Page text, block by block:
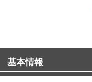
地元神奈川の漁港から
な食材を使った料理を
■その日しかご用意で
ン》に出会えることも！
基本情報